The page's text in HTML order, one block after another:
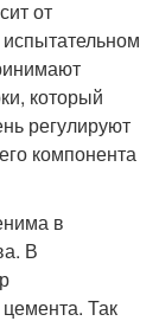
от
который
регулируют
компонента
в
В
Так